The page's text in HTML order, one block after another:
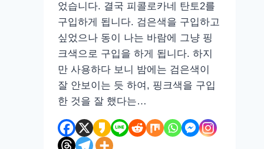
었습니다. 결국 피콜로카네 탄토2를
구입하게 됩니다. 검은색을 구입하고
싶었으나 동이 나는 바람에 그냥 핑
크색으로 구입을 하게 됩니다. 하지
만 사용하다 보니 밤에는 검은색이
잘 안보이는 듯 하여, 핑크색을 구입
한 것을 잘 했다는…